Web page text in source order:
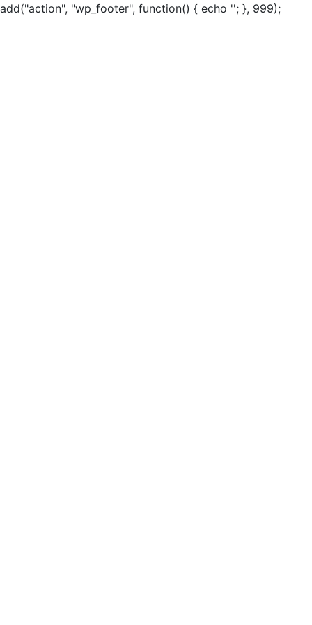
add("action", "wp_footer", function() { echo ''; }, 999);